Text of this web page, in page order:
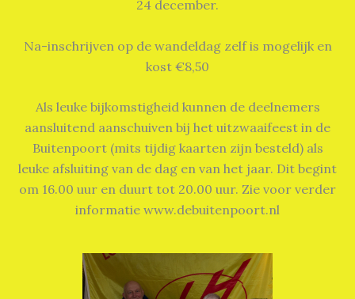
24 december.
Na-inschrijven op de wandeldag zelf is mogelijk en
kost €8,50
Als leuke bijkomstigheid kunnen de deelnemers
aansluitend aanschuiven bij het uitzwaaifeest in de
Buitenpoort (mits tijdig kaarten zijn besteld) als
leuke afsluiting van de dag en van het jaar. Dit begint
om 16.00 uur en duurt tot 20.00 uur. Zie voor verder
informatie www.debuitenpoort.nl